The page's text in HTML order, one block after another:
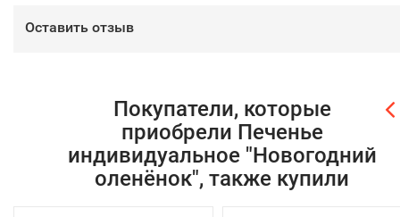
Оставить отзыв
Покупатели, которые
приобрели Печенье
индивидуальное "Новогодний
оленёнок", также купили